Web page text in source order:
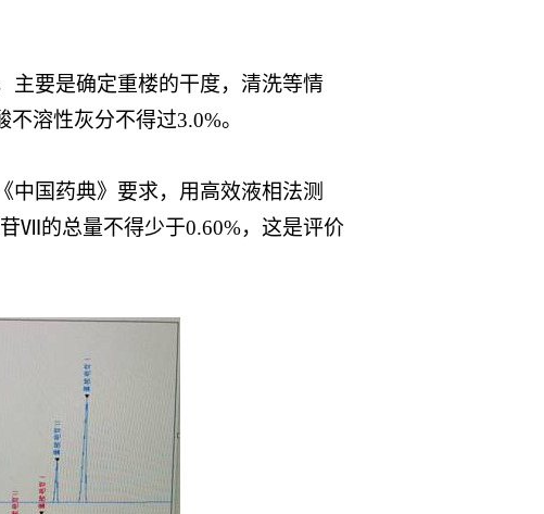
主要是确定重楼的干度，清洗等情
溶性灰分不得过3.0%。
中国药典》要求，用高效液相法测
Ⅶ的总量不得少于0.60%，这是评价